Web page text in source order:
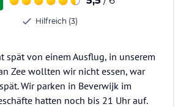
Hilfreich (3)
spät von einem Ausflug, in unserem
Zee wollten wir nicht essen, war
Wir parken in Beverwijk im
hatten noch bis 21 Uhr auf.